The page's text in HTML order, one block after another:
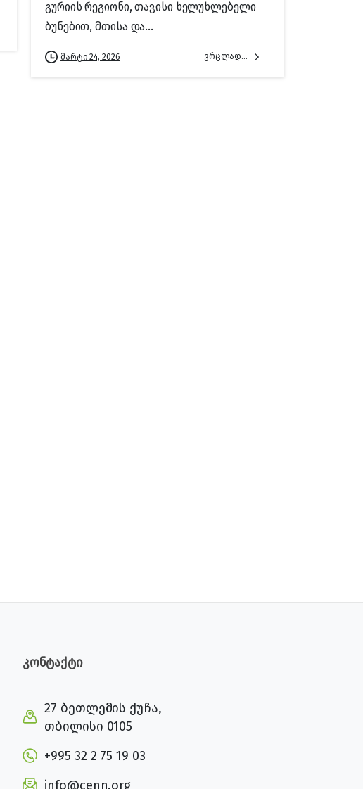
გურიის რეგიონი, თავისი ხელუხლებელი
ბუნებით, მთისა და...
მარტი 24, 2026 ვრცლად...
კონტაქტი
27 ბეთლემის ქუჩა,
თბილისი 0105
+995 32 2 75 19 03
info@cenn.org